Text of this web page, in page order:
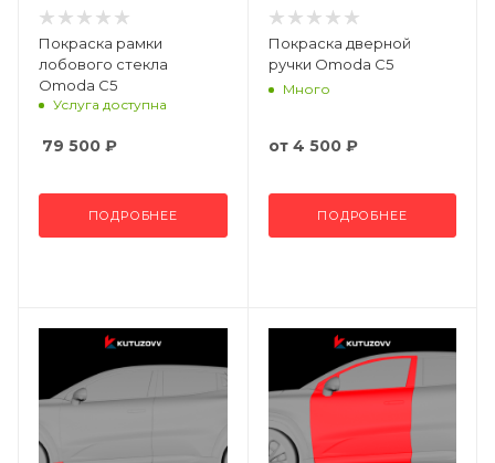
Покраска рамки
лобового стекла
Omoda C5
Услуга доступна
79 500 ₽
ПОДРОБНЕЕ
Покраска дверной
ручки Omoda C5
Много
от 4 500 ₽
ПОДРОБНЕЕ